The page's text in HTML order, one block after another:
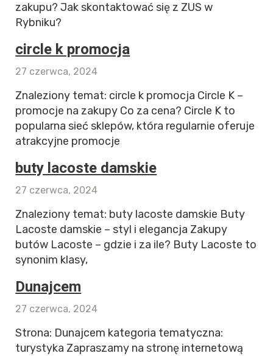
zakupu? Jak skontaktować się z ZUS w
Rybniku?
circle k promocja
27 czerwca, 2024
Znaleziony temat: circle k promocja Circle K –
promocje na zakupy Co za cena? Circle K to
popularna sieć sklepów, która regularnie oferuje
atrakcyjne promocje
buty lacoste damskie
27 czerwca, 2024
Znaleziony temat: buty lacoste damskie Buty
Lacoste damskie – styl i elegancja Zakupy
butów Lacoste – gdzie i za ile? Buty Lacoste to
synonim klasy,
Dunajcem
27 czerwca, 2024
Strona: Dunajcem kategoria tematyczna:
turystyka Zapraszamy na stronę internetową